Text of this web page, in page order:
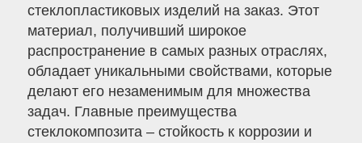
стеклопластиковых изделий на заказ. Этот
материал, получивший широкое
распространение в самых разных отраслях,
обладает уникальными свойствами, которые
делают его незаменимым для множества
задач. Главные преимущества
стеклокомпозита – стойкость к коррозии и